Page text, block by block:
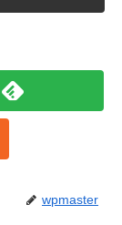
wpmaster